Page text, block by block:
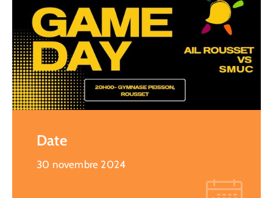
Date
30 novembre 2024